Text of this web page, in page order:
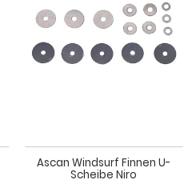
SCREW
Ascan Windsurf Finnen U-
Scheibe Niro